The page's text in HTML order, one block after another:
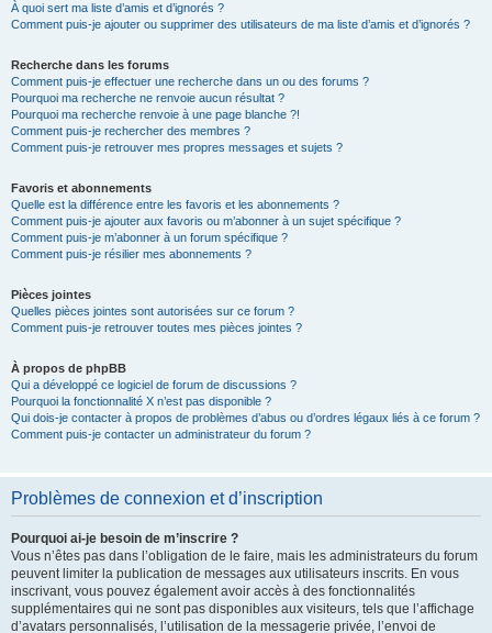
À quoi sert ma liste d’amis et d’ignorés ?
Comment puis-je ajouter ou supprimer des utilisateurs de ma liste d’amis et d’ignorés ?
Recherche dans les forums
Comment puis-je effectuer une recherche dans un ou des forums ?
Pourquoi ma recherche ne renvoie aucun résultat ?
Pourquoi ma recherche renvoie à une page blanche ?!
Comment puis-je rechercher des membres ?
Comment puis-je retrouver mes propres messages et sujets ?
Favoris et abonnements
Quelle est la différence entre les favoris et les abonnements ?
Comment puis-je ajouter aux favoris ou m’abonner à un sujet spécifique ?
Comment puis-je m’abonner à un forum spécifique ?
Comment puis-je résilier mes abonnements ?
Pièces jointes
Quelles pièces jointes sont autorisées sur ce forum ?
Comment puis-je retrouver toutes mes pièces jointes ?
À propos de phpBB
Qui a développé ce logiciel de forum de discussions ?
Pourquoi la fonctionnalité X n’est pas disponible ?
Qui dois-je contacter à propos de problèmes d’abus ou d’ordres légaux liés à ce forum ?
Comment puis-je contacter un administrateur du forum ?
Problèmes de connexion et d’inscription
Pourquoi ai-je besoin de m’inscrire ?
Vous n’êtes pas dans l’obligation de le faire, mais les administrateurs du forum
peuvent limiter la publication de messages aux utilisateurs inscrits. En vous
inscrivant, vous pouvez également avoir accès à des fonctionnalités
supplémentaires qui ne sont pas disponibles aux visiteurs, tels que l’affichage
d’avatars personnalisés, l’utilisation de la messagerie privée, l’envoi de